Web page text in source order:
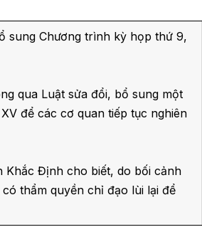
sung Chương trình kỳ họp thứ 9,
qua Luật sửa đổi, bổ sung một
để các cơ quan tiếp tục nghiên
Khắc Định cho biết, do bối cảnh
thẩm quyền chỉ đạo lùi lại để